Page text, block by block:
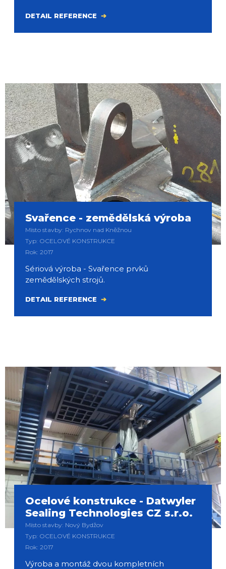
DETAIL REFERENCE
Svařence - zemědělská výroba
Místo stavby: Rychnov nad Kněžnou
Typ: OCELOVÉ KONSTRUKCE
Rok: 2017
Sériová výroba - Svařence prvků
zemědělských strojů.
DETAIL REFERENCE
Ocelové konstrukce - Datwyler
Sealing Technologies CZ s.r.o.
Místo stavby: Nový Bydžov
Typ: OCELOVÉ KONSTRUKCE
Rok: 2017
Výroba a montáž dvou kompletních